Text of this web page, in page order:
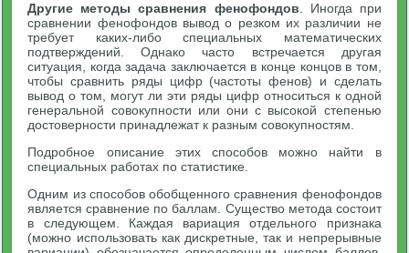
Другие методы сравнения фенофондов . Иногда при
сравнении фенофондов вывод о резком их различии не
требует каких-либо специальных математических
подтверждений. Однако часто встречается другая
ситуация, когда задача заключается в конце концов в том,
чтобы сравнить ряды цифр (частоты фенов) и сделать
вывод о том, могут ли эти ряды цифр относиться к одной
генеральной совокупности или они с высокой степенью
достоверности принадлежат к разным совокупностям.
Подробное описание этих способов можно найти в
специальных работах по статистике.
Одним из способов обобщенного сравнения фенофондов
является сравнение по баллам. Существо метода состоит
в следующем. Каждая вариация отдельного признака
(можно использовать как дискретные, так и непрерывные